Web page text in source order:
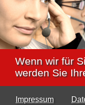
Wenn wir für
werden Sie
Impressum